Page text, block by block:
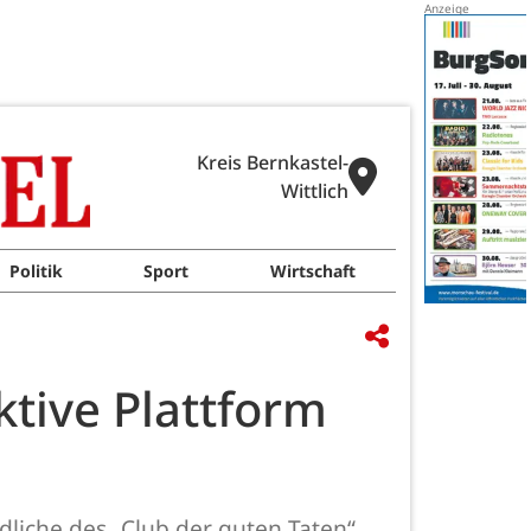
Kreis Bernkastel-
Wittlich
Politik Sport Wirtschaft
Plattform